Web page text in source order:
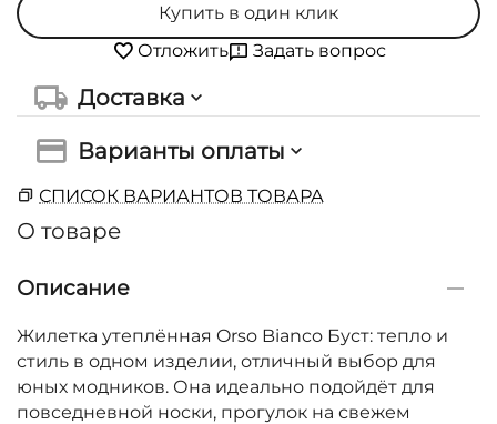
Купить в один клик
Отложить
Задать вопрос
Доставка
Варианты оплаты
СПИСОК ВАРИАНТОВ ТОВАРА
О товаре
Описание
Жилетка утеплённая Orso Bianco Буст: тепло и
стиль в одном изделии, отличный выбор для
юных модников. Она идеально подойдёт для
повседневной носки, прогулок на свежем